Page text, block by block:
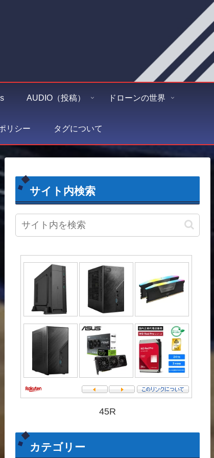
AUDIO（投稿） ドローンの世界
リシー タグについて
サイト内検索
45R
カテゴリー